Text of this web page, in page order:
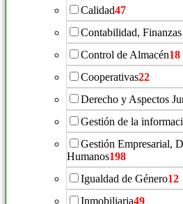
Calidad47
Contabilidad,
Control de Almacén18
Cooperativas22
Derecho y Aspectos
Gestión de la
Gestión Empresarial,
Humanos198
Igualdad de Género12
Inmobiliaria49